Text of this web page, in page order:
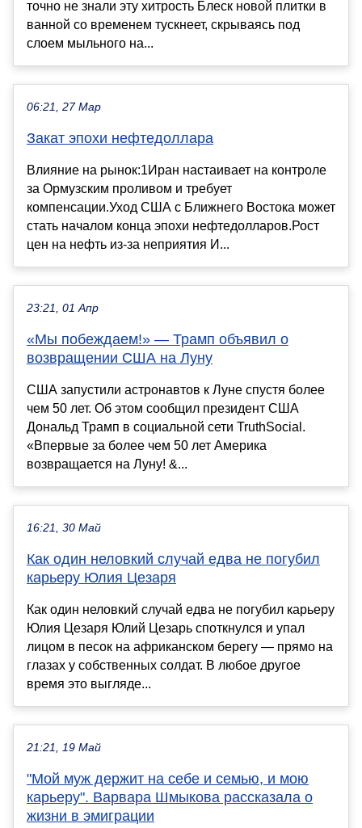
точно не знали эту хитрость Блеск новой плитки в
ванной со временем тускнеет, скрываясь под
слоем мыльного на...
06:21, 27 Мар
Закат эпохи нефтедоллара
Влияние на рынок:1Иран настаивает на контроле
за Ормузским проливом и требует
компенсации.Уход США с Ближнего Востока может
стать началом конца эпохи нефтедолларов.Рост
цен на нефть из-за неприятия И...
23:21, 01 Апр
«Мы побеждаем!» — Трамп объявил о
возвращении США на Луну
США запустили астронавтов к Луне спустя более
чем 50 лет. Об этом сообщил президент США
Дональд Трамп в социальной сети TruthSocial.
«Впервые за более чем 50 лет Америка
возвращается на Луну! &...
16:21, 30 Май
Как один неловкий случай едва не погубил
карьеру Юлия Цезаря
Как один неловкий случай едва не погубил карьеру
Юлия Цезаря Юлий Цезарь споткнулся и упал
лицом в песок на африканском берегу — прямо на
глазах у собственных солдат. В любое другое
время это выгляде...
21:21, 19 Май
"Мой муж держит на себе и семью, и мою
карьеру". Варвара Шмыкова рассказала о
жизни в эмиграции